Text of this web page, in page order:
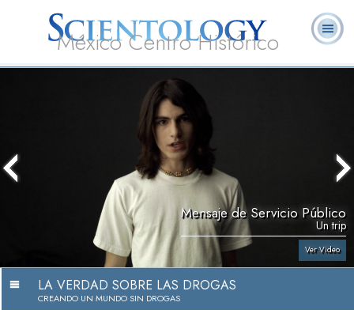
México Centro Histórico
Scientology?
Mensaje de Servicio Público
Un trip
Ver Video
LA VERDAD SOBRE LAS DROGAS
CREANDO UN MUNDO SIN DROGAS